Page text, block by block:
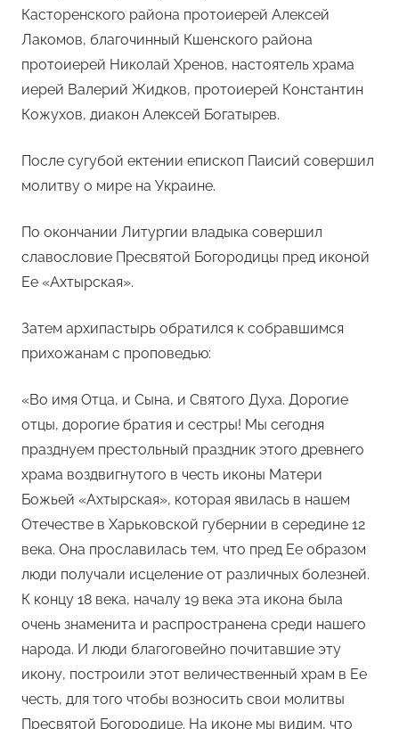
Касторенского района протоиерей Алексей
Лакомов, благочинный Кшенского района
протоиерей Николай Хренов, настоятель храма
иерей Валерий Жидков, протоиерей Константин
Кожухов, диакон Алексей Богатырев.
После сугубой ектении епископ Паисий совершил
молитву о мире на Украине.
По окончании Литургии владыка совершил
славословие Пресвятой Богородицы пред иконой
Ее «Ахтырская».
Затем архипастырь обратился к собравшимся
прихожанам с проповедью:
«Во имя Отца, и Сына, и Святого Духа. Дорогие
отцы, дорогие братия и сестры! Мы сегодня
празднуем престольный праздник этого древнего
храма воздвигнутого в честь иконы Матери
Божьей «Ахтырская», которая явилась в нашем
Отечестве в Харьковской губернии в середине 12
века. Она прославилась тем, что пред Ее образом
люди получали исцеление от различных болезней.
К концу 18 века, началу 19 века эта икона была
очень знаменита и распространена среди нашего
народа. И люди благоговейно почитавшие эту
икону, построили этот величественный храм в Ее
честь, для того чтобы возносить свои молитвы
Пресвятой Богородице. На иконе мы видим, что